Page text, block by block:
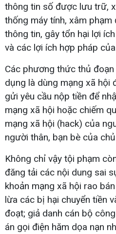
thông tin số được lưu trữ,
thống máy tính, xâm
thông tin, gây tổn hại lợi
và các lợi ích hợp pháp
Các phương thức thủ
dụng là dùng mạng xã hội
gửi yêu cầu nộp tiền để
mạng xã hội hoặc chiếm
mạng xã hội (hack) của
người thân, bạn bè của
Không chỉ vậy tội phạm
đăng tải các nội dung sai
khoản mạng xã hội rao
lừa các bị hại chuyển tiền
đoạt; giả danh cán bộ
án gọi điện hăm dọa nạn